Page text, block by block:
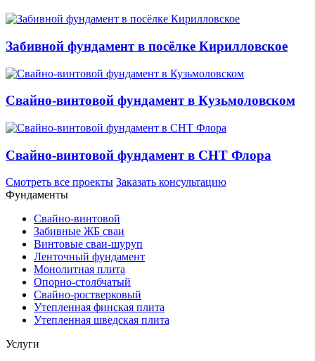
Забивной фундамент в посёлке Кирилловское
Свайно-винтовой фундамент в Кузьмоловском
Свайно-винтовой фундамент в СНТ Флора
Смотреть все проекты Заказать консультацию
Фундаменты
Свайно-винтовой
Забивные ЖБ сваи
Винтовые сваи-шуруп
Ленточный фундамент
Монолитная плита
Опорно-столбчатый
Свайно-ростверковый
Утепленная финская плита
Утепленная шведская плита
Услуги